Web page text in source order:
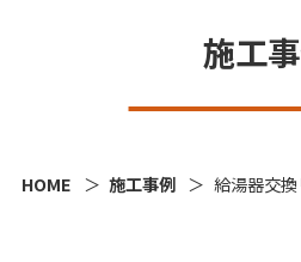
施工
HOME 施工事例 給湯器交